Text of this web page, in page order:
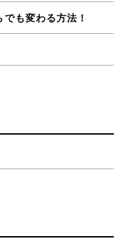
も変わる方法！